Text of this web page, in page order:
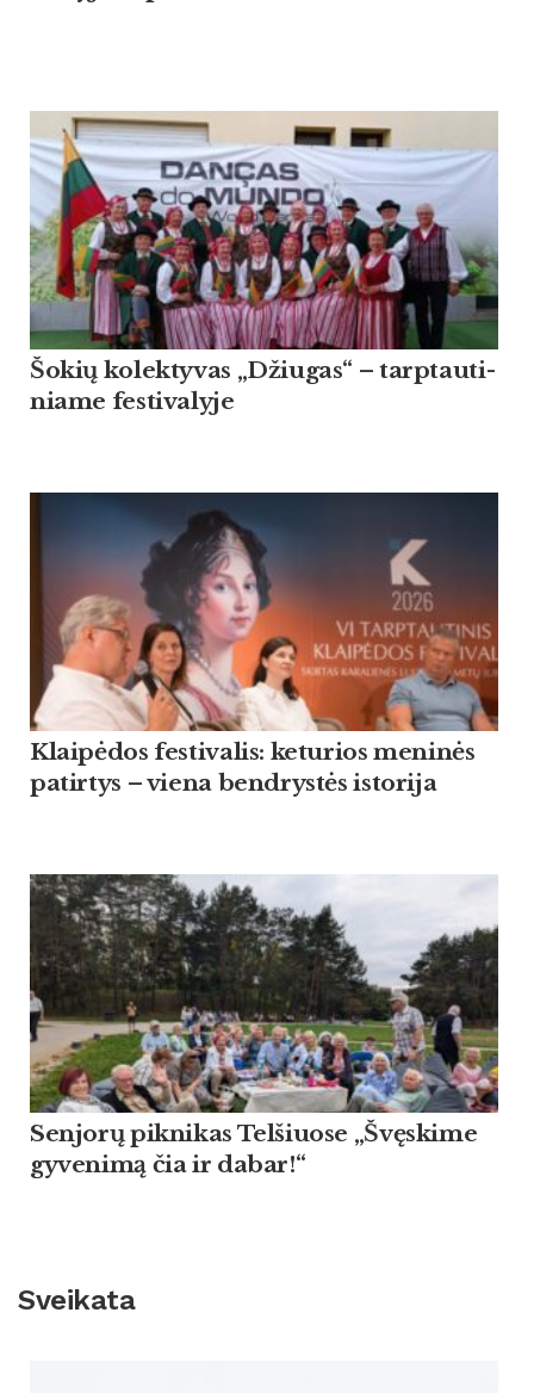
Šo­kių ko­lek­ty­vas „Džiu­gas“ – tarp­tau­ti­
nia­me fes­ti­va­ly­je
Klaipėdos festivalis: keturios meninės
patirtys – viena bendrystės istorija
Sen­jorų pik­ni­kas Tel­šiuo­se „Švęski­me
gy­ve­nimą čia ir da­bar!“
Sveikata